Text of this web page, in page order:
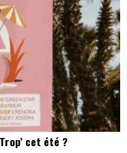
cet été ?